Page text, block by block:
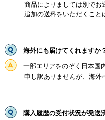
商品によりましては別でお
追加の送料をいただくこと
海外にも届けてくれますか？
一部エリアをのぞく日本国
申し訳ありませんが、海外
購入履歴の受付状況が発送